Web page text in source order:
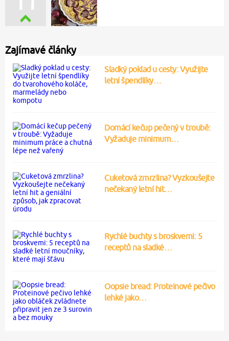
Zajímavé články
Sladký poklad u cesty: Využijte
letní špendlíky…
Domácí kečup pečený v troubě:
Vyžaduje minimum…
Cuketová zmrzlina? Vyzkoušejte
nečekaný letní hit…
Rychlé buchty s broskvemi: 5
receptů na sladké…
Oopsie bread: Proteinové pečivo
lehké jako…